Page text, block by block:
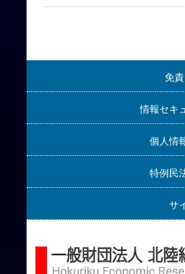
免
情報セキ
個人情
特例民
サ